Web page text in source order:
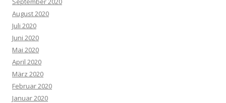
August 2020
Juli 2020
Juni 2020
Mai 2020
April 2020
März 2020
Februar 2020
Januar 2020